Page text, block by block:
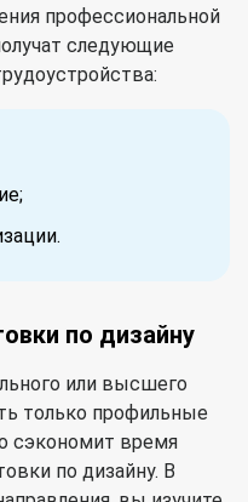
профессиональной
следующие
по дизайну
или высшего
только профильные
сэкономит время
по дизайну. В